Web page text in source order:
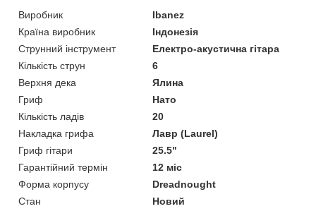
Виробник
Ibanez
Країна виробник
Індонезія
Струнний інструмент
Електро-акустична гітара
Кількість струн
6
Верхня дека
Ялина
Гриф
Нато
Кількість ладів
20
Накладка грифа
Лавр (Laurel)
Гриф гітари
25.5"
Гарантійний термін
12 міс
Форма корпусу
Dreadnought
Стан
Новий